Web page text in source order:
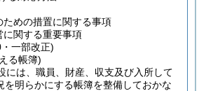
ための措置に関する事項
に関する重要事項
一部改正)
る帳簿)
には、職員、財産、収支及び入所して
を明らかにする帳簿を整備しておかな